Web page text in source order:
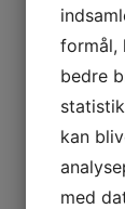
Vi
oplagt
formål,
bedre
kan
med